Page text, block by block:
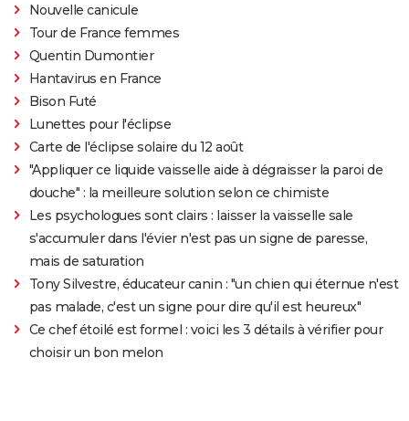
Nouvelle canicule
Tour de France femmes
Quentin Dumontier
Hantavirus en France
Bison Futé
Lunettes pour l'éclipse
Carte de l'éclipse solaire du 12 août
"Appliquer ce liquide vaisselle aide à dégraisser la paroi de
douche" : la meilleure solution selon ce chimiste
Les psychologues sont clairs : laisser la vaisselle sale
s'accumuler dans l'évier n'est pas un signe de paresse,
mais de saturation
Tony Silvestre, éducateur canin : "un chien qui éternue n'est
pas malade, c'est un signe pour dire qu'il est heureux"
Ce chef étoilé est formel : voici les 3 détails à vérifier pour
choisir un bon melon